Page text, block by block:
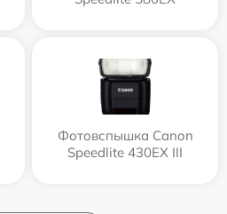
Фотовспышка Canon
Speedlite 430EX III